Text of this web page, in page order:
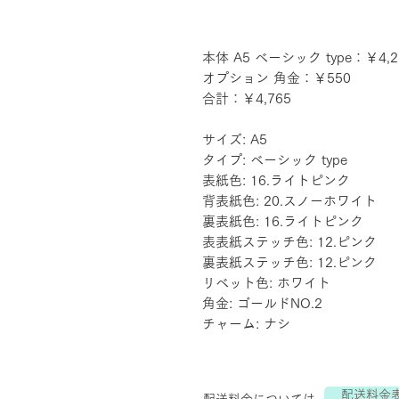
本体 A5 ベーシック type：￥
オプション 角金：￥550
合計：￥4,765
サイズ: A5
タイプ: ベーシック type
表紙色: 16.ライトピンク
背表紙色: 20.スノーホワイト
裏表紙色: 16.ライトピンク
表表紙ステッチ色: 12.ピンク
裏表紙ステッチ色: 12.ピンク
リベット色: ホワイト
角金: ゴールドNO.2
チャーム: ナシ
配送料金